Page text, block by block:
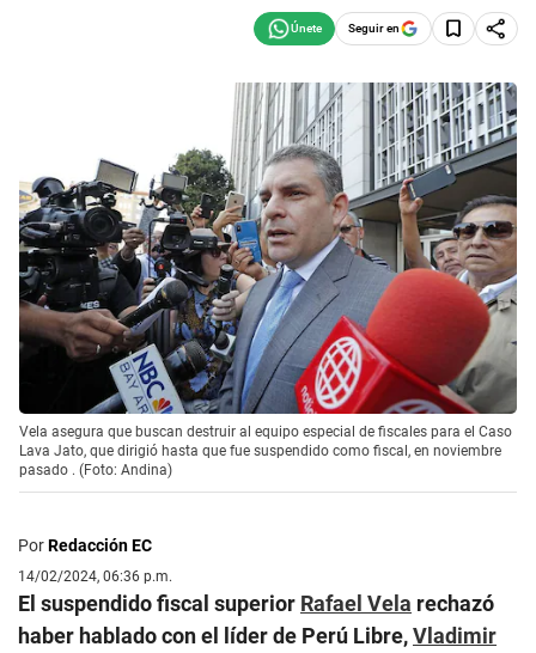
Seguir en
Vela asegura que buscan destruir al equipo especial de fiscales para el Caso
Lava Jato, que dirigió hasta que fue suspendido como fiscal, en noviembre
pasado . (Foto: Andina)
PorRedacción EC
14/02/2024, 06:36 p.m.
El suspendido fiscal superior Rafael Vela rechazó
haber hablado con el líder de Perú Libre,Vladimir